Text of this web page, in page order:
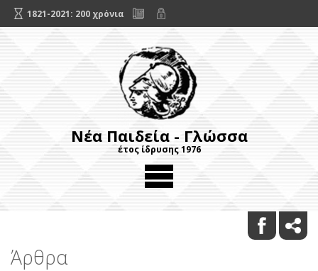
1821-2021: 200 χρόνια
Νέα Παιδεία - Γλώσσα
έτος ίδρυσης 1976
Άρθρα